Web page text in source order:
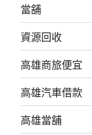
當舖
資源回收
高雄商旅便宜
高雄汽車借款
高雄當舖